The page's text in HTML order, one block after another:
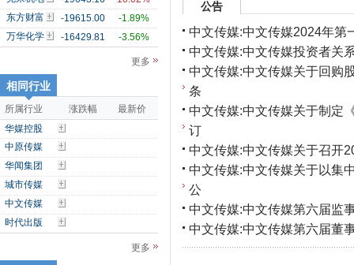
东方财富
-19615.00
-1.89%
万华化学
-16429.81 -3.56%
更多
相同行业
所属行业 涨跌幅
最新价
华媒控股
中原传媒
华闻集团
城市传媒
中文传媒
时代出版
更多
公告
中文传媒:中文传媒2024年第
中文传媒:中文传媒投资者关
中文传媒:中文传媒关于回购
条
中文传媒:中文传媒关于制定
订
中文传媒:中文传媒关于召开
中文传媒:中文传媒关于以集
公
中文传媒:中文传媒第六届监
中文传媒:中文传媒第六届董